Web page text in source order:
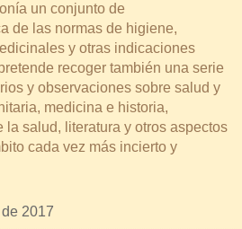
un conjunto de
de las normas de higiene,
y otras indicaciones
recoger también una serie
y observaciones sobre salud y
medicina e historia,
salud, literatura y otros aspectos
cada vez más incierto y
2017